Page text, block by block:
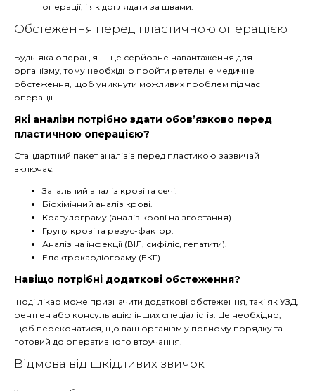
операції, і як доглядати за швами.
Обстеження перед пластичною операцією
Будь-яка операція — це серйозне навантаження для
організму, тому необхідно пройти ретельне медичне
обстеження, щоб уникнути можливих проблем під час
операції.
Які аналізи потрібно здати обов’язково перед
пластичною операцією?
Стандартний пакет аналізів перед пластикою зазвичай
включає:
Загальний аналіз крові та сечі.
Біохімічний аналіз крові.
Коагулограму (аналіз крові на згортання).
Групу крові та резус-фактор.
Аналіз на інфекції (ВІЛ, сифіліс, гепатити).
Електрокардіограму (ЕКГ).
Навіщо потрібні додаткові обстеження?
Іноді лікар може призначити додаткові обстеження, такі як УЗД,
рентген або консультацію інших спеціалістів. Це необхідно,
щоб переконатися, що ваш організм у повному порядку та
готовий до оперативного втручання.
Відмова від шкідливих звичок